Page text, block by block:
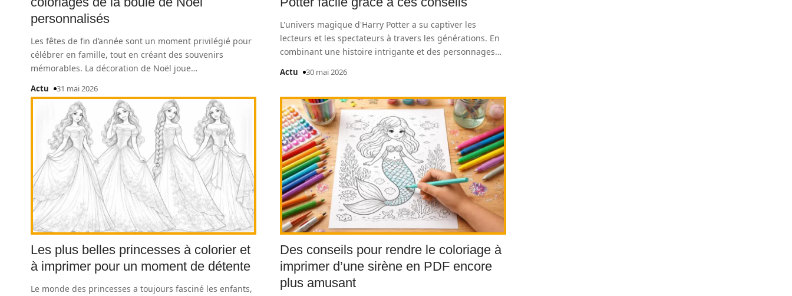
personnalisés
Les fêtes de fin d’année sont un moment privilégié pour
célébrer en famille, tout en créant des souvenirs
mémorables. La décoration de Noël joue…
Actu 31 mai 2026
L'univers magique d'Harry Potter a su captiver les
lecteurs et les spectateurs à travers les générations. En
combinant une histoire intrigante et des personnages…
Actu 30 mai 2026
Les plus belles princesses à colorier et
à imprimer pour un moment de détente
Le monde des princesses a toujours fasciné les enfants,
Des conseils pour rendre le coloriage à
imprimer d’une sirène en PDF encore
plus amusant